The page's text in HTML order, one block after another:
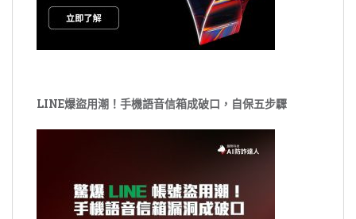
LINE爆盜用潮！手機語音信箱成破口，自保五步驟